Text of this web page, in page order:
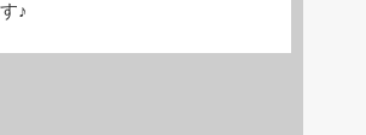
す♪